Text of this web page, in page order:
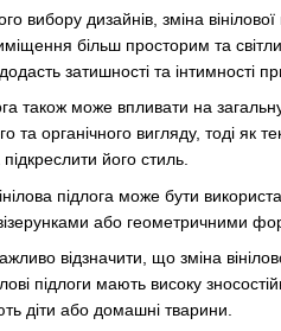
вибору дизайнів, зміна
більш просторим та
затишності та інтимності
також може впливати на
та органічного вигляду, тоді як
підкреслити його стиль.
підлога може бути
або геометричними
відзначити, що зміна
підлоги мають високу
діти або домашні тварини.